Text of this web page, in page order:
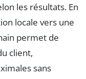
les résultats. En
locale vers une
permet de
client,
sans